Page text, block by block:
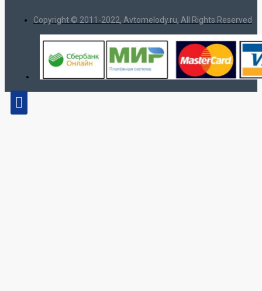
Copyright © 2011-2022, Avtomelody.ru, All Rights Reserved